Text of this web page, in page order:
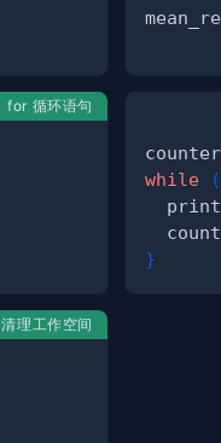
for 循环语句
while
(
  print
}
清理工作空间